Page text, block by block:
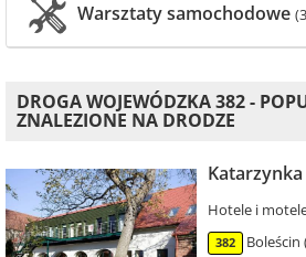
Warsztaty samochodowe
DROGA WOJEWÓDZKA 382 -
ZNALEZIONE NA DRODZE
Hotele i
382
Boleścin